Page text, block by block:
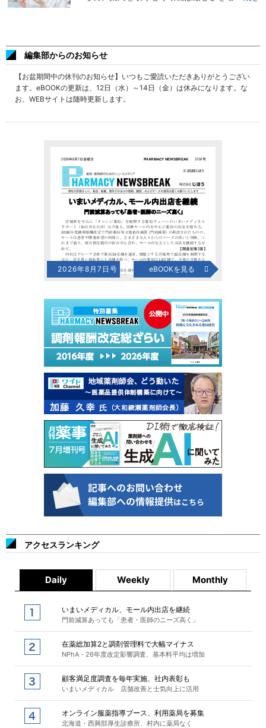
編集部からのお知らせ
【お盆期間中の休刊のお知らせ】いつもご愛読いただきありがとうござい
ます。eBOOKの更新は、12日（水）～14日（金）は休みになります。な
お、WEBサイトは随時更新します。
2026年8月7日号 eBOOKを見る
アクセスランキング
Daily Weekly Monthly
いまいメディカル、モール内出店を継続
門前減算あっても「患者・医師のニーズ高く」
在薬総加算2と調剤管理料で大幅マイナス
NPhA・26年度改定影響調査、基本料平均は増加
顧客満足度調査を毎年実施、社内表彰も
いまいメディカル 店舗改善と士気向上に活用
オンライン服薬指導ブース、利用薬局を募集
北海道・西興部厚生診療所、村内に薬局なく